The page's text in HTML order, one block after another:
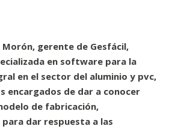
Morón, gerente de Gesfácil,
en software para la
en el sector del aluminio y pvc,
encargados de dar a conocer
de fabricación,
dar respuesta a las